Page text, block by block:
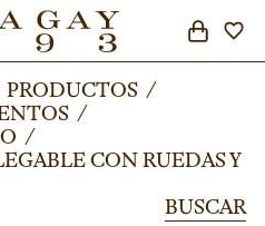
PRODUCTOS /
/
/
CON RUEDAS Y
BUSCAR
PRODUCTOS /
/
/
CON RUEDAS Y
BUSCAR